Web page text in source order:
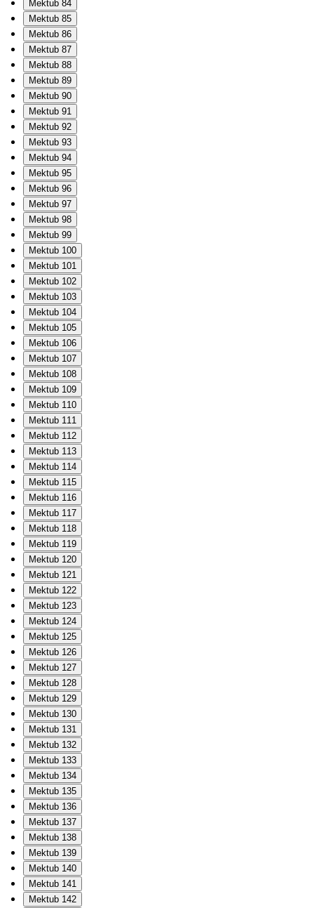
Mektub 84
Mektub 85
Mektub 86
Mektub 87
Mektub 88
Mektub 89
Mektub 90
Mektub 91
Mektub 92
Mektub 93
Mektub 94
Mektub 95
Mektub 96
Mektub 97
Mektub 98
Mektub 99
Mektub 100
Mektub 101
Mektub 102
Mektub 103
Mektub 104
Mektub 105
Mektub 106
Mektub 107
Mektub 108
Mektub 109
Mektub 110
Mektub 111
Mektub 112
Mektub 113
Mektub 114
Mektub 115
Mektub 116
Mektub 117
Mektub 118
Mektub 119
Mektub 120
Mektub 121
Mektub 122
Mektub 123
Mektub 124
Mektub 125
Mektub 126
Mektub 127
Mektub 128
Mektub 129
Mektub 130
Mektub 131
Mektub 132
Mektub 133
Mektub 134
Mektub 135
Mektub 136
Mektub 137
Mektub 138
Mektub 139
Mektub 140
Mektub 141
Mektub 142